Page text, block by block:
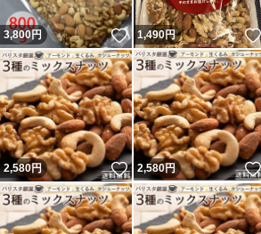
3,800円 いいね！
1,490円
2,580円 いいね！
2,580円